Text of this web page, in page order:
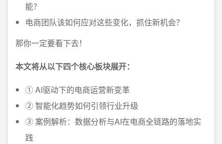
能？
电商团队该如何应对这些变化，抓住新机会？
那你一定要看下去！
本文将从以下四个核心板块展开：
① AI驱动下的电商运营新变革
② 智能化趋势如何引领行业升级
③ 案例解析：数据分析与AI在电商全链路的落地实
践